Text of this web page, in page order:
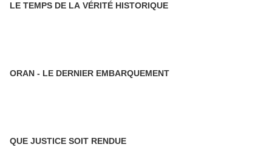
LE TEMPS DE LA VÉRITÉ HISTORIQUE
ORAN - LE DERNIER EMBARQUEMENT
QUE JUSTICE SOIT RENDUE